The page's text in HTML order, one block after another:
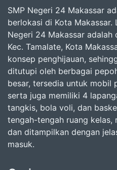
SMP Negeri 24 Makassar
berlokasi di Kota Makassar.
Negeri 24 Makassar adalah
Kec. Tamalate, Kota
konsep penghijauan,
ditutupi oleh berbagai
besar, tersedia untuk mobil
serta juga memiliki 4
tangkis, bola voli, dan
tengah-tengah ruang kelas,
dan ditampilkan dengan
masuk.